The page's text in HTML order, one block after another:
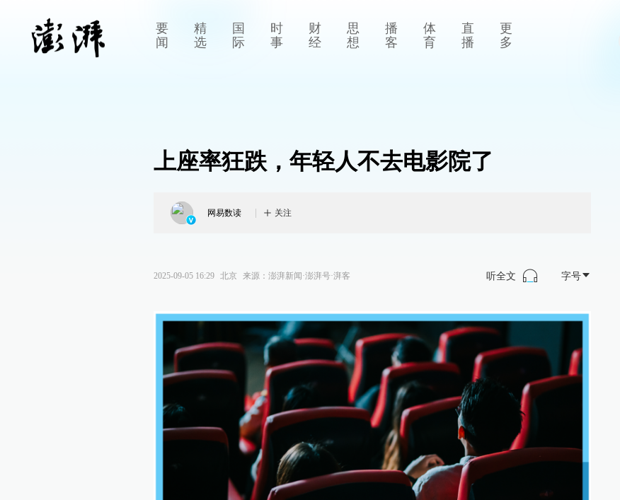
要
闻
精
选
国
际
时
事
财
经
思
想
播
客
体
育
直
播
更
多
上座率狂跌，年轻人不去电影院了
网易数读 关注
2025-09-05 16:29 北京 来源： 澎湃新闻·澎湃号·湃客 听全文 字号